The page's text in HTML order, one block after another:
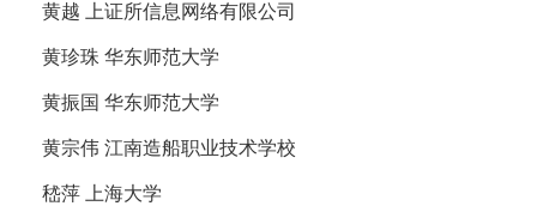
黄越 上证所信息网络有限公司
黄珍珠 华东师范大学
黄振国 华东师范大学
黄宗伟 江南造船职业技术学校
嵇萍 上海大学